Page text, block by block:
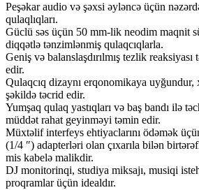
Peşəkar audio və şəxsi əyləncə üçün
qulaqlıqları.
Güclü səs üçün 50 mm-lik neodim maqnit
diqqətlə tənzimlənmiş qulaqcıqlarla.
Geniş və balanslaşdırılmış tezlik
edir.
Qulaqcıq dizaynı erqonomikaya
şəkildə təcrid edir.
Yumşaq qulaq yastıqları və baş bandı ilə
müddət rahat geyinməyi təmin edir.
Müxtəlif interfeys ehtiyaclarını ödəmək
(1/4 ″) adapterləri olan çıxarıla bilən
mis kabelə malikdir.
DJ monitorinqi, studiya miksajı, musiqi
proqramlar üçün idealdır.